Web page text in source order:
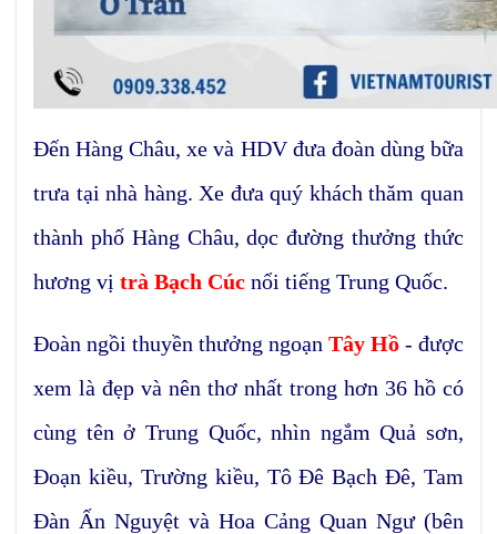
Đến Hàng Châu, xe và HDV đưa đoàn dùng bữa
trưa tại nhà hàng. Xe đưa quý khách thăm quan
thành phố Hàng Châu, dọc đường thưởng thức
hương vị trà Bạch Cúc nổi tiếng Trung Quốc.
Đoàn ngồi thuyền thưởng ngoạn Tây Hồ - được
xem là đẹp và nên thơ nhất trong hơn 36 hồ có
cùng tên ở Trung Quốc, nhìn ngắm Quả sơn,
Đoạn kiều, Trường kiều, Tô Đê Bạch Đê, Tam
Đàn Ấn Nguyệt và Hoa Cảng Quan Ngư (bên